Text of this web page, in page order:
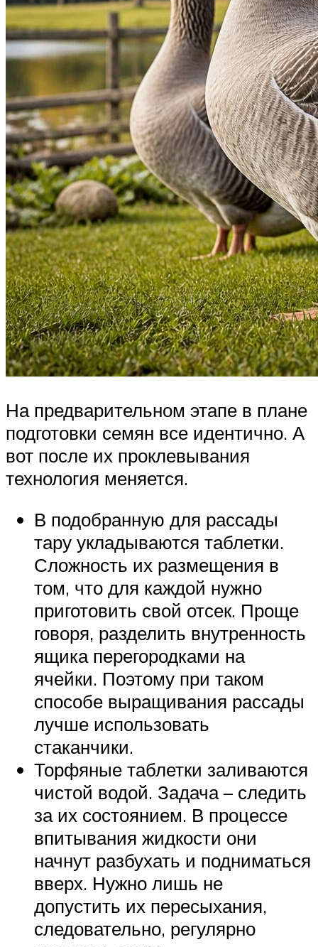
На предварительном этапе в плане
подготовки семян все идентично. А
вот после их проклевывания
технология меняется.
В подобранную для рассады
тару укладываются таблетки.
Сложность их размещения в
том, что для каждой нужно
приготовить свой отсек. Проще
говоря, разделить внутренность
ящика перегородками на
ячейки. Поэтому при таком
способе выращивания рассады
лучше использовать
стаканчики.
Торфяные таблетки заливаются
чистой водой. Задача – следить
за их состоянием. В процессе
впитывания жидкости они
начнут разбухать и подниматься
вверх. Нужно лишь не
допустить их пересыхания,
следовательно, регулярно